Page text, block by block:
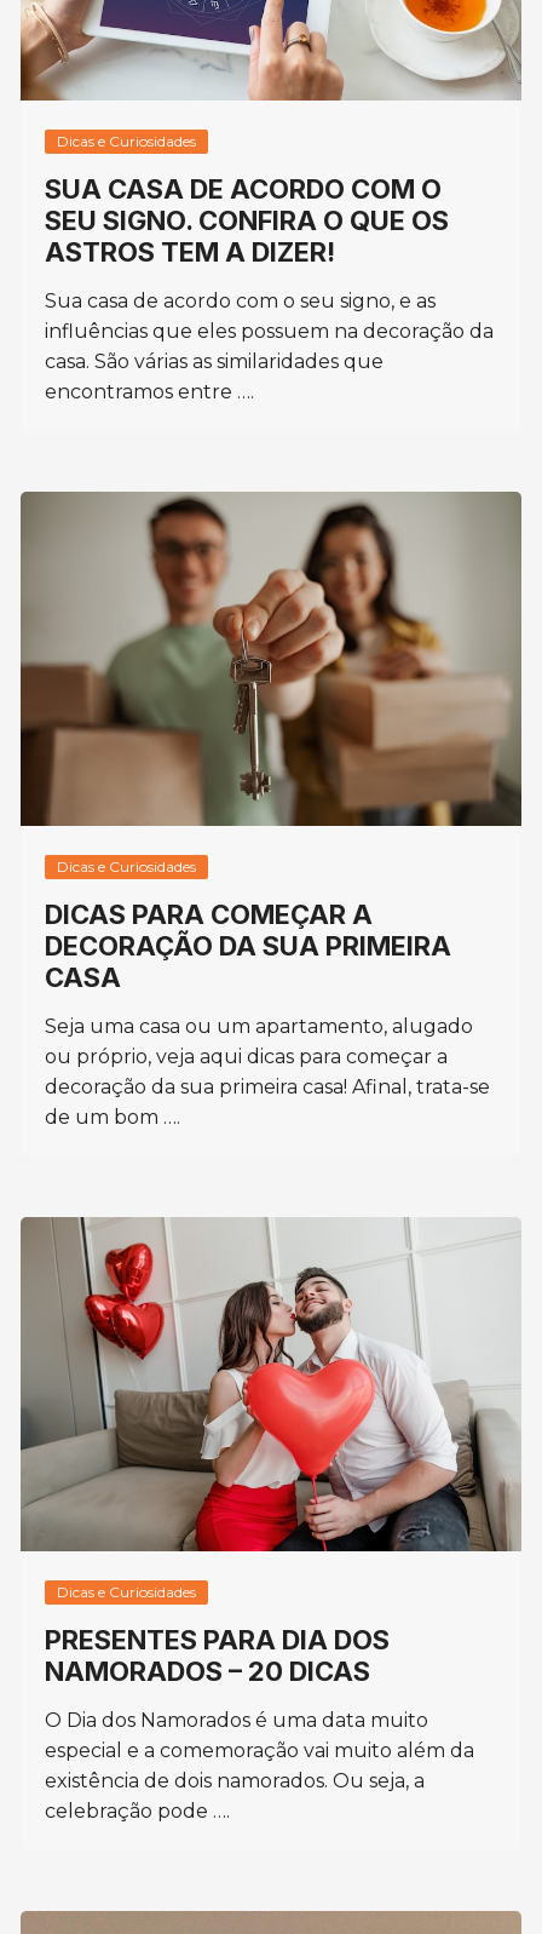
Dicas e Curiosidades
SUA CASA DE ACORDO COM O
SEU SIGNO. CONFIRA O QUE OS
ASTROS TEM A DIZER!
Sua casa de acordo com o seu signo, e as
influências que eles possuem na decoração da
casa. São várias as similaridades que
encontramos entre ….
Dicas e Curiosidades
DICAS PARA COMEÇAR A
DECORAÇÃO DA SUA PRIMEIRA
CASA
Seja uma casa ou um apartamento, alugado
ou próprio, veja aqui dicas para começar a
decoração da sua primeira casa! Afinal, trata-se
de um bom ….
Dicas e Curiosidades
PRESENTES PARA DIA DOS
NAMORADOS – 20 DICAS
O Dia dos Namorados é uma data muito
especial e a comemoração vai muito além da
existência de dois namorados. Ou seja, a
celebração pode ….